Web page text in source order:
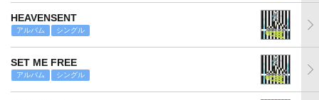
HEAVENSENT
アルバム シングル
SET ME FREE
アルバム シングル